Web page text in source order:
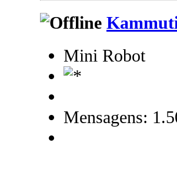
Mini Robot
Mensagens: